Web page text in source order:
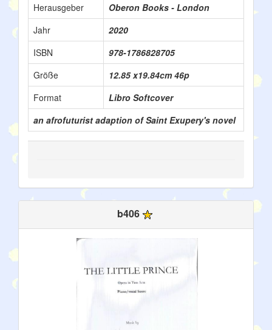
Herausgeber
Oberon Books - London
Jahr
2020
ISBN
978-1786828705
Größe
12.85 x19.84cm 46p
Format
Libro Softcover
an afrofuturist adaption of Saint Exupery's novel
b406